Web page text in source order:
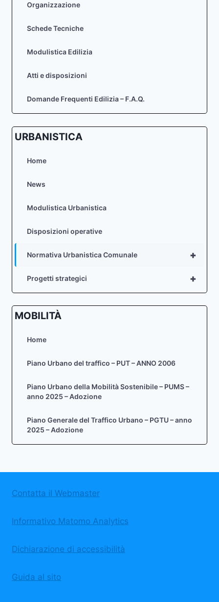
Organizzazione
Schede Tecniche
Modulistica Edilizia
Atti e disposizioni
Domande Frequenti Edilizia – F.A.Q.
URBANISTICA
Home
News
Modulistica Urbanistica
Disposizioni operative
+
Normativa Urbanistica Comunale
+
Progetti strategici
MOBILITÀ
Home
Piano Urbano del traffico – PUT – ANNO 2006
Piano Urbano della Mobilità Sostenibile – PUMS –
anno 2025 – Adozione
Piano Generale del Traffico Urbano – PGTU – anno
2025 – Adozione
Contatta il Webmaster
Informativo Matomo Analytics
Dichiarazione di accessibilità
Guida al sito